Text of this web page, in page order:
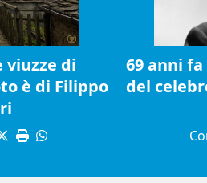
viuzze di
è di Filippo
69 anni fa
del